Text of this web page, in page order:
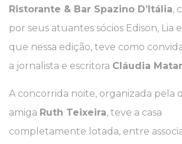
Ristorante & Bar Spazino D’Itália,
por seus atuantes sócios Edison, Lia
que nessa edição, teve como
a jornalista e escritora Cláudia
A concorrida noite, organizada pela
amiga Ruth Teixeira, teve a casa
completamente lotada, entre